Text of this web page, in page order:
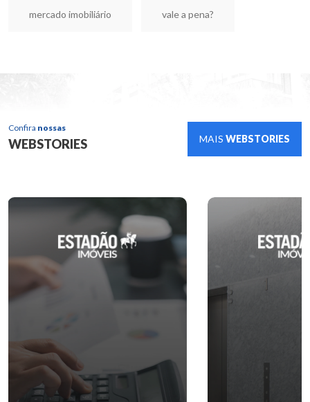
mercado imobiliário vale a pena?
Confira nossas
WEBSTORIES MAIS WEBSTORIES